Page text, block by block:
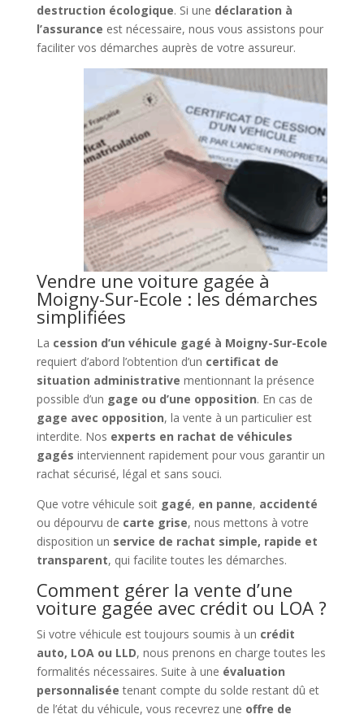
destruction écologique. Si une déclaration à
l’assurance est nécessaire, nous vous assistons pour
faciliter vos démarches auprès de votre assureur.
Vendre une voiture gagée à
Moigny-Sur-Ecole : les démarches
simplifiées
La cession d’un véhicule gagé à Moigny-Sur-Ecole
requiert d’abord l’obtention d’un certificat de
situation administrative mentionnant la présence
possible d’un gage ou d’une opposition. En cas de
gage avec opposition, la vente à un particulier est
interdite. Nos experts en rachat de véhicules
gagés interviennent rapidement pour vous garantir un
rachat sécurisé, légal et sans souci.
Que votre véhicule soit gagé, en panne, accidenté
ou dépourvu de carte grise, nous mettons à votre
disposition un service de rachat simple, rapide et
transparent, qui facilite toutes les démarches.
Comment gérer la vente d’une
voiture gagée avec crédit ou LOA ?
Si votre véhicule est toujours soumis à un crédit
auto, LOA ou LLD, nous prenons en charge toutes les
formalités nécessaires. Suite à une évaluation
personnalisée tenant compte du solde restant dû et
de l’état du véhicule, vous recevrez une offre de